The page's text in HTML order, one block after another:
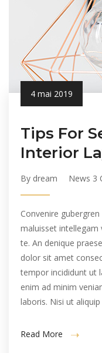
4 mai 2019
Tips For
Interior
By dream News 3
Convenire
maluisset
te. An denique
dolor sit amet
tempor incididunt ut
enim ad minim
laboris. Nisi ut
Read More